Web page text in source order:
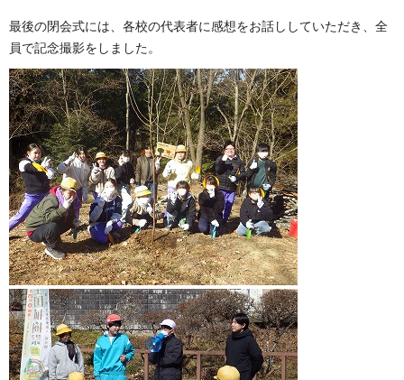
最後の閉会式には、各校の代表者に感想をお話ししていただき、全
員で記念撮影をしました。